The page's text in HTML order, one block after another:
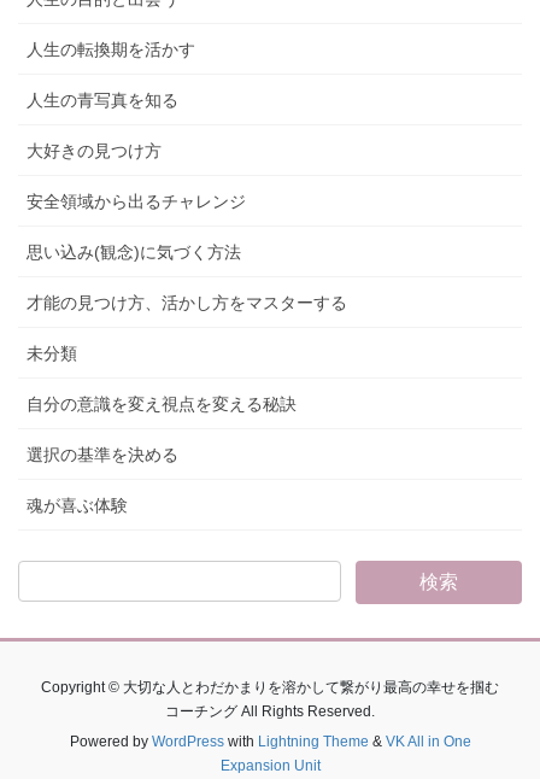
人生の転換期を活かす
人生の青写真を知る
大好きの見つけ方
安全領域から出るチャレンジ
思い込み(観念)に気づく方法
才能の見つけ方、活かし方をマスターする
未分類
自分の意識を変え視点を変える秘訣
選択の基準を決める
魂が喜ぶ体験
Copyright © 大切な人とわだかまりを溶かして繋がり最高の幸せを掴む
コーチング All Rights Reserved.
Powered by WordPresswith Lightning Theme & VK All in One
Expansion Unit